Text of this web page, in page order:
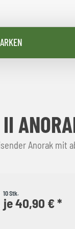
Anorak mit
10 Stk.
je 40,90 € *